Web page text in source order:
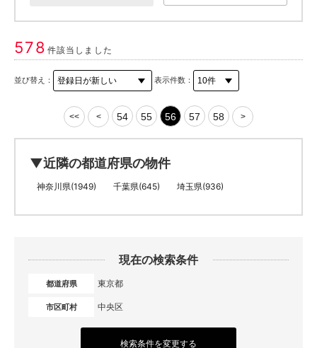
578 件該当しました
並び替え： 表示件数：
<< < 54 55 56 57 58 >
▼近隣の都道府県の物件
神奈川県(1949) 千葉県(645) 埼玉県(936)
現在の検索条件
都道府県 東京都
市区町村 中央区
検索条件を変更する